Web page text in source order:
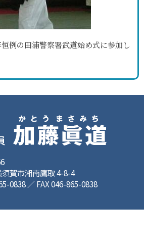
例の田浦警察署武道始め式に参加し
賀市湘南鷹取 4-8-4
0838 ／ FAX 046-865-0838